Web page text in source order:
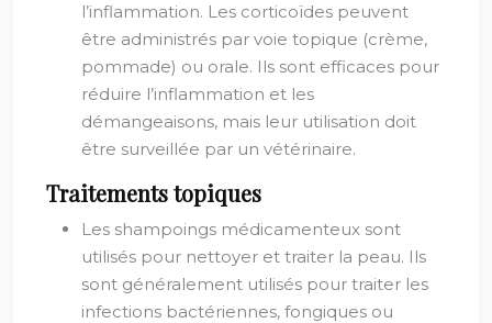
l’inflammation. Les corticoïdes peuvent
être administrés par voie topique (crème,
pommade) ou orale. Ils sont efficaces pour
réduire l’inflammation et les
démangeaisons, mais leur utilisation doit
être surveillée par un vétérinaire.
Traitements topiques
Les shampoings médicamenteux sont
utilisés pour nettoyer et traiter la peau. Ils
sont généralement utilisés pour traiter les
infections bactériennes, fongiques ou